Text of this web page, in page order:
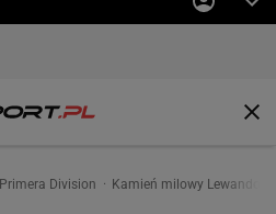
Primera Division Kamień milowy